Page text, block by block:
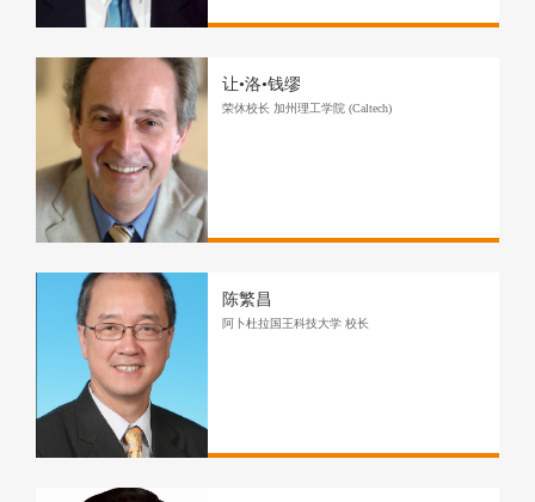
让•洛•钱缪
荣休校长 加州理工学院 (Caltech)
陈繁昌
阿卜杜拉国王科技大学 校长